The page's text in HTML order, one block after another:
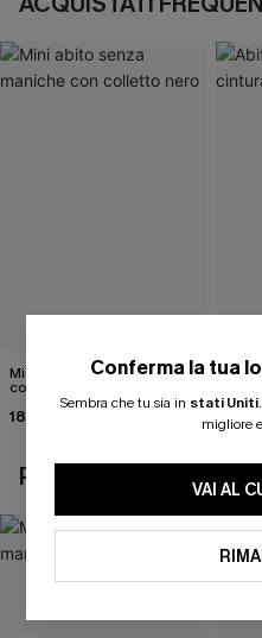
Mini abito senza maniche
con colletto nero
18,90 €
POTREBBE
Conferma la tua
Sembra che tu sia in stati Uniti.
migliore
VAI AL